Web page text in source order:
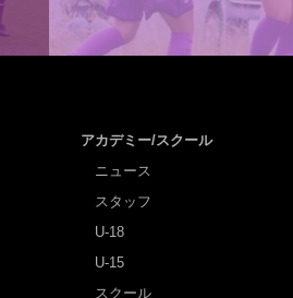
アカデミー/スクール
ニュース
スタッフ
U-18
U-15
スクール